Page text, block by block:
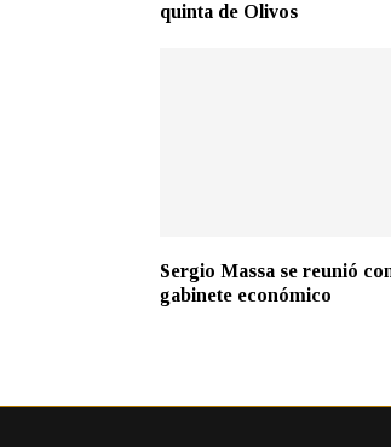
quinta de Olivos
Sergio Massa se reunió
gabinete económico